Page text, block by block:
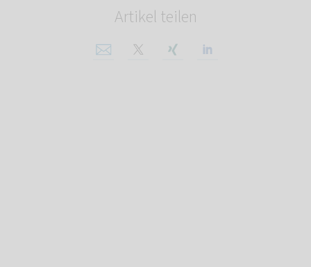
Artikel teilen
Per E-Mail teilen
Auf X teilenAuf Xing teilen
Auf Linkedin